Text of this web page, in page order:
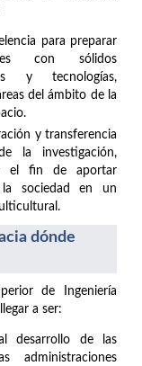
para preparar
con sólidos
y tecnologías,
del ámbito de la
y transferencia
la investigación,
el fin de aportar
la sociedad en un
dónde
de Ingeniería
a ser:
desarrollo de las
administraciones